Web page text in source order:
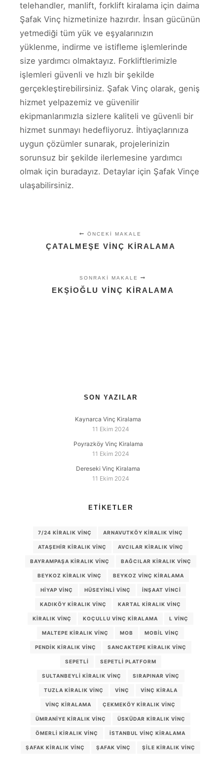
telehandler, manlift, forklift kiralama için daima
Şafak Vinç hizmetinize hazırdır. İnsan gücünün
yetmediği tüm yük ve eşyalarınızın
yüklenme, indirme ve istifleme işlemlerinde
size yardımcı olmaktayız. Forkliftlerimizle
işlemleri güvenli ve hızlı bir şekilde
gerçekleştirebilirsiniz. Şafak Vinç olarak, geniş
hizmet yelpazemiz ve güvenilir
ekipmanlarımızla sizlere kaliteli ve güvenli bir
hizmet sunmayı hedefliyoruz. İhtiyaçlarınıza
uygun çözümler sunarak, projelerinizin
sorunsuz bir şekilde ilerlemesine yardımcı
olmak için buradayız. Detaylar için Şafak Vinçe
ulaşabilirsiniz.
ÖNCEKI MAKALE
ÇATALMEŞE VINÇ KIRALAMA
SONRAKI MAKALE
EKŞIOĞLU VINÇ KIRALAMA
SON YAZILAR
Kaynarca Vinç Kiralama
11 Ekim 2024
Poyrazköy Vinç Kiralama
11 Ekim 2024
Dereseki Vinç Kiralama
11 Ekim 2024
ETIKETLER
7/24 KIRALIK VINÇ ARNAVUTKÖY KIRALIK VINÇ
ATAŞEHIR KIRALIK VINÇ AVCILAR KIRALIK VINÇ
BAYRAMPAŞA KIRALIK VINÇ BAĞCILAR KIRALIK VINÇ
BEYKOZ KIRALIK VINÇ BEYKOZ VINÇ KIRALAMA
HIYAP VINÇ HÜSEYINLI VINÇ INŞAAT VINCI
KADIKÖY KIRALIK VINÇ KARTAL KIRALIK VINÇ
KIRALIK VINÇ KOÇULLU VINÇ KIRALAMA L VINÇ
MALTEPE KIRALIK VINÇ MOB MOBIL VINÇ
PENDIK KIRALIK VINÇ SANCAKTEPE KIRALIK VINÇ
SEPETLI SEPETLI PLATFORM
SULTANBEYLI KIRALIK VINÇ SIRAPINAR VINÇ
TUZLA KIRALIK VINÇ VINÇ VINÇ KIRALA
VINÇ KIRALAMA ÇEKMEKÖY KIRALIK VINÇ
ÜMRANIYE KIRALIK VINÇ ÜSKÜDAR KIRALIK VINÇ
ÖMERLI KIRALIK VINÇ İSTANBUL VINÇ KIRALAMA
ŞAFAK KIRALIK VINÇ ŞAFAK VINÇ ŞILE KIRALIK VINÇ